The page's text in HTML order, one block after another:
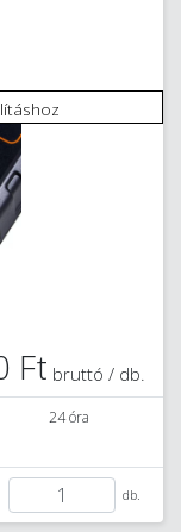
Ft bruttó / db.
24 óra
db.